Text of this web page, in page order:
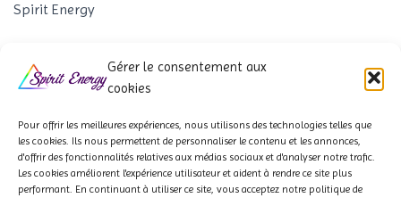
Gérer le consentement aux
cookies
Pour offrir les meilleures expériences, nous utilisons des technologies telles que
les cookies. Ils nous permettent de personnaliser le contenu et les annonces,
d'offrir des fonctionnalités relatives aux médias sociaux et d'analyser notre trafic.
Les cookies améliorent l'expérience utilisateur et aident à rendre ce site plus
performant. En continuant à utiliser ce site, vous acceptez notre politique de
Spirit Energy
QUI SOMMES-NOUS ? À PROPOS NOS PARTENAIRES